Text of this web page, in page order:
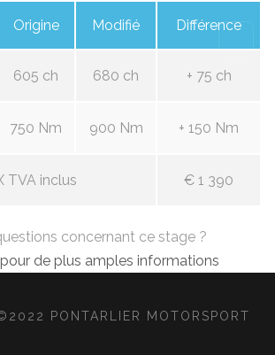
Origine Modifié Différence
605 ch 680 ch + 75 ch
750 Nm 900 Nm + 150 Nm
TVA inclus € 1 390
concernant ce stage ?
de plus amples informations
PONTARLIER MOTORSPORT